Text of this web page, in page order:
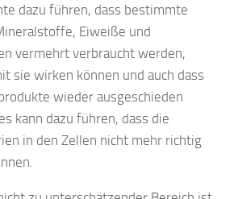
dazu führen, dass bestimmte
Eiweiße und
vermehrt verbraucht werden,
sie wirken können und auch dass
wieder ausgeschieden
kann dazu führen, dass die
in den Zellen nicht mehr richtig